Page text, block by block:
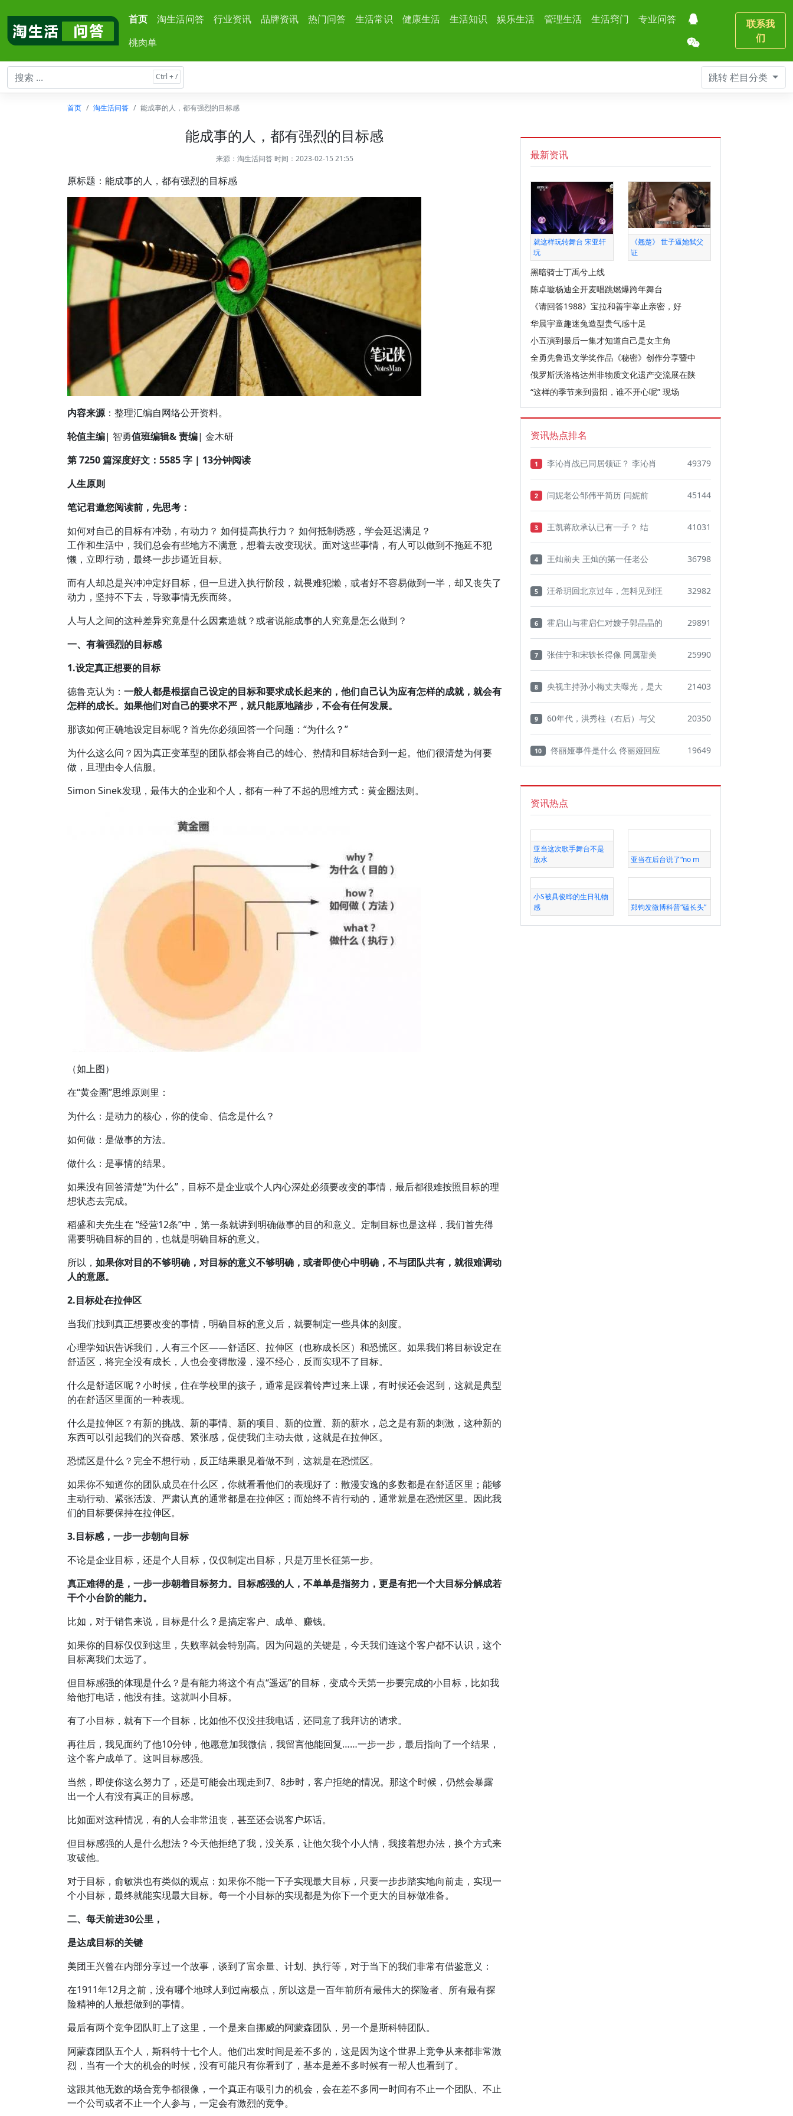
首页 淘生活问答 行业资讯 品牌资讯 热门问答 生活常识 健康生活 生活知识 娱乐生活 管理生活 生活窍门
专业问答
桃肉单
联系我
们
跳转栏目分类
首页 淘生活问答 能成事的人，都有强烈的目标感
能成事的人，都有强烈的目标感
来源： 淘生活问答 时间：2023-02-15 21:55
原标题：能成事的人，都有强烈的目标感
内容来源：整理汇编自网络公开资料。
轮值主编| 智勇值班编辑& 责编| 金木研
第 7250 篇深度好文：5585 字 | 13分钟阅读
人生原则
笔记君邀您阅读前，先思考：
如何对自己的目标有冲劲，有动力？ 如何提高执行力？ 如何抵制诱惑，学会延迟满足？
工作和生活中，我们总会有些地方不满意，想着去改变现状。面对这些事情，有人可以做到不拖延不犯
懒，立即行动，最终一步步逼近目标。
而有人却总是兴冲冲定好目标，但一旦进入执行阶段，就畏难犯懒，或者好不容易做到一半，却又丧失了
动力，坚持不下去，导致事情无疾而终。
人与人之间的这种差异究竟是什么因素造就？或者说能成事的人究竟是怎么做到？
一、有着强烈的目标感
1.设定真正想要的目标
德鲁克认为： 一般人都是根据自己设定的目标和要求成长起来的，他们自己认为应有怎样的成就，就会有
怎样的成长。如果他们对自己的要求不严，就只能原地踏步，不会有任何发展。
那该如何正确地设定目标呢？首先你必须回答一个问题：“为什么？”
为什么这么问？因为真正变革型的团队都会将自己的雄心、热情和目标结合到一起。他们很清楚为何要
做，且理由令人信服。
Simon Sinek发现，最伟大的企业和个人，都有一种了不起的思维方式：黄金圈法则。
（如上图）
在“黄金圈”思维原则里：
为什么：是动力的核心，你的使命、信念是什么？
如何做：是做事的方法。
做什么：是事情的结果。
如果没有回答清楚“为什么”，目标不是企业或个人内心深处必须要改变的事情，最后都很难按照目标的理
想状态去完成。
稻盛和夫先生在 “经营12条”中，第一条就讲到明确做事的目的和意义。定制目标也是这样，我们首先得
需要明确目标的目的，也就是明确目标的意义。
所以， 如果你对目的不够明确，对目标的意义不够明确，或者即使心中明确，不与团队共有，就很难调动
人的意愿。
2.目标处在拉伸区
当我们找到真正想要改变的事情，明确目标的意义后，就要制定一些具体的刻度。
心理学知识告诉我们，人有三个区——舒适区、拉伸区（也称成长区）和恐慌区。如果我们将目标设定在
舒适区，将完全没有成长，人也会变得散漫，漫不经心，反而实现不了目标。
什么是舒适区呢？小时候，住在学校里的孩子，通常是踩着铃声过来上课，有时候还会迟到，这就是典型
的在舒适区里面的一种表现。
什么是拉伸区？有新的挑战、新的事情、新的项目、新的位置、新的薪水，总之是有新的刺激，这种新的
东西可以引起我们的兴奋感、紧张感，促使我们主动去做，这就是在拉伸区。
恐慌区是什么？完全不想行动，反正结果眼见着做不到，这就是在恐慌区。
如果你不知道你的团队成员在什么区，你就看看他们的表现好了：散漫安逸的多数都是在舒适区里；能够
主动行动、紧张活泼、严肃认真的通常都是在拉伸区；而始终不肯行动的，通常就是在恐慌区里。因此我
们的目标要保持在拉伸区。
3.目标感，一步一步朝向目标
不论是企业目标，还是个人目标，仅仅制定出目标，只是万里长征第一步。
真正难得的是，一步一步朝着目标努力。 目标感强的人，不单单是指努力，更是有把一个大目标分解成若
干个小台阶的能力。
比如，对于销售来说，目标是什么？是搞定客户、成单、赚钱。
如果你的目标仅仅到这里，失败率就会特别高。因为问题的关键是，今天我们连这个客户都不认识，这个
目标离我们太远了。
但目标感强的体现是什么？是有能力将这个有点“遥远”的目标，变成今天第一步要完成的小目标，比如我
给他打电话，他没有挂。这就叫小目标。
有了小目标，就有下一个目标，比如他不仅没挂我电话，还同意了我拜访的请求。
再往后，我见面约了他10分钟，他愿意加我微信，我留言他能回复……一步一步，最后指向了一个结果，
这个客户成单了。这叫目标感强。
当然，即使你这么努力了，还是可能会出现走到7、8步时，客户拒绝的情况。那这个时候，仍然会暴露
出一个人有没有真正的目标感。
比如面对这种情况，有的人会非常沮丧，甚至还会说客户坏话。
但目标感强的人是什么想法？今天他拒绝了我，没关系，让他欠我个小人情，我接着想办法，换个方式来
攻破他。
对于目标，俞敏洪也有类似的观点：如果你不能一下子实现最大目标，只要一步步踏实地向前走，实现一
个小目标，最终就能实现最大目标。每一个小目标的实现都是为你下一个更大的目标做准备。
二、每天前进30公里，
是达成目标的关键
美团王兴曾在内部分享过一个故事，谈到了富余量、计划、执行等，对于当下的我们非常有借鉴意义：
在1911年12月之前，没有哪个地球人到过南极点，所以这是一百年前所有最伟大的探险者、所有最有探
险精神的人最想做到的事情。
最后有两个竞争团队盯上了这里，一个是来自挪威的阿蒙森团队，另一个是斯科特团队。
阿蒙森团队五个人，斯科特十七个人。他们出发时间是差不多的，这是因为这个世界上竞争从来都非常激
烈，当有一个大的机会的时候，没有可能只有你看到了，基本是差不多时候有一帮人也看到了。
这跟其他无数的场合竞争都很像，一个真正有吸引力的机会，会在差不多同一时间有不止一个团队、不止
一个公司或者不止一个人参与，一定会有激烈的竞争。
最新资讯
就这样玩转舞台 宋亚轩
玩
《翘楚》 世子逼她弑父
证
黑暗骑士丁禹兮上线
陈卓璇杨迪全开麦唱跳燃爆跨年舞台
《请回答1988》宝拉和善宇举止亲密，好
华晨宇童趣迷兔造型贵气感十足
小五演到最后一集才知道自己是女主角
全勇先鲁迅文学奖作品《秘密》创作分享暨中
俄罗斯沃洛格达州非物质文化遗产交流展在陕
“这样的季节来到贵阳，谁不开心呢” 现场
资讯热点排名
1 李沁肖战已同居领证？ 李沁肖 49379
2 闫妮老公邹伟平简历 闫妮前 45144
3 王凯蒋欣承认已有一子？ 结 41031
4 王灿前夫 王灿的第一任老公 36798
5 汪希玥回北京过年，怎料见到汪 32982
6 霍启山与霍启仁对嫂子郭晶晶的 29891
7 张佳宁和宋轶长得像 同属甜美 25990
8 央视主持孙小梅丈夫曝光，是大 21403
9 60年代，洪秀柱（右后）与父 20350
10 佟丽娅事件是什么 佟丽娅回应 19649
资讯热点
亚当这次歌手舞台不是
放水
亚当在后台说了“no m
小S被具俊晔的生日礼物
感
郑钧发微博科普“磕长头”